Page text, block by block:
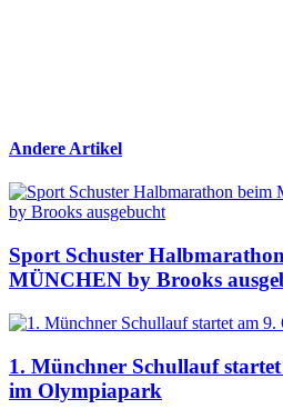
Andere Artikel
Sport Schuster
MÜNCHEN by Brooks
1. Münchner Schullauf
im Olympiapark